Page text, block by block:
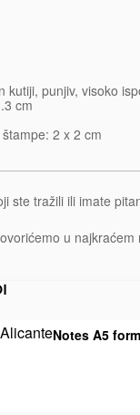
kutiji, punjiv, visoko
cm
2 x 2 cm
ste tražili ili imate
u najkraćem
Notes A5